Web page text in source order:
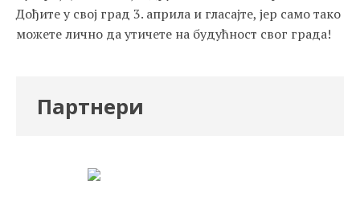
Дођите у свој град 3. априла и гласајте, јер само тако
можете лично да утичете на будућност свог града!
Партнери